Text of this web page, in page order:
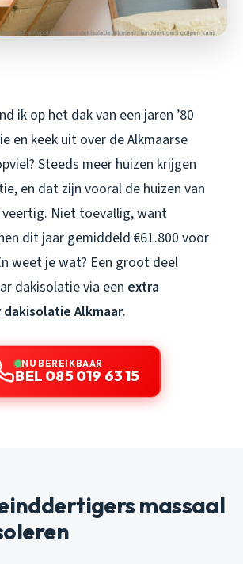
ik op het dak van een jaren ’80
en keek uit over de Alkmaarse
Steeds meer huizen krijgen
en dat zijn vooral de huizen van
veertig. Niet toevallig, want
dit jaar gemiddeld €61.800 voor
weet je wat? Een groot deel
dakisolatie via een extra
Alkmaar.
NU BEREIKBAAR
BEL 085 019 63 15
massaal